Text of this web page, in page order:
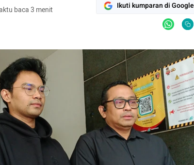
baca 3 menit Ikuti kumparan di Google